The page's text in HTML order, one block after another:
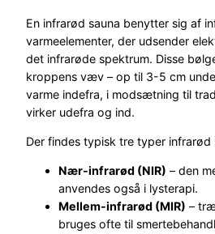
En infrarød sauna benytter sig af
varmeelementer, der udsender
det infrarøde spektrum. Disse
kroppens væv – op til 3-5 cm
varme indefra, i modsætning til
virker udefra og ind.
Der findes typisk tre typer infrarød
Nær-infrarød (NIR) – den
anvendes også i lysterapi.
Mellem-infrarød (MIR) –
bruges ofte til